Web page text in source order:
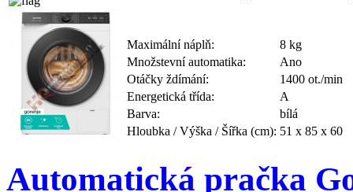
Maximální náplň:
8 kg
Množstevní automatika:
Ano
Otáčky ždímání:
1400 ot./min
Energetická třída:
A
Barva:
bílá
Hloubka / Výška / Šířka (cm): 51 x 85 x 60
Automatická pračka